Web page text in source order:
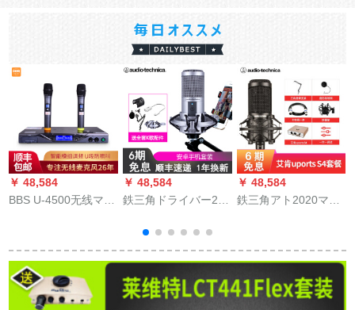
￥ 48,584
BBS U-4500无线マイ
の司会会カラオケが
家庭用の浓い灰色に
なります。
￥ 48,584
鉄三角ドライバー250
电话の全国民カラオ
ケ录音パソコ専门マ
替え录音歌设备キー
￥ 48,584
鉄三角アト2020マイ
コースコースコース
リングドットコム生